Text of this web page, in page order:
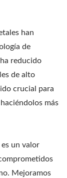
han
de
reducido
de alto
crucial para
más
un valor
Mejoramos